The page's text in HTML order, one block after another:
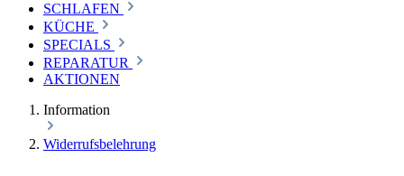
SCHLAFEN
KÜCHE
SPECIALS
REPARATUR
AKTIONEN
Information
Widerrufsbelehrung